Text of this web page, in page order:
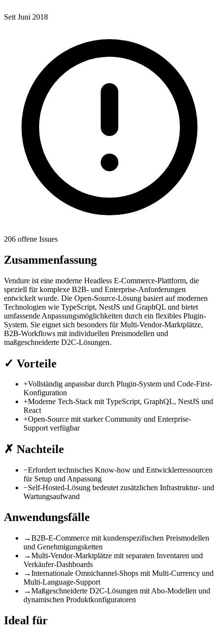
Seit Juni 2018
206 offene Issues
Zusammenfassung
Vendure ist eine moderne Headless E-Commerce-Plattform, die
speziell für komplexe B2B- und Enterprise-Anforderungen
entwickelt wurde. Die Open-Source-Lösung basiert auf modernen
Technologien wie TypeScript, NestJS und GraphQL und bietet
umfassende Anpassungsmöglichkeiten durch ein flexibles Plugin-
System. Sie eignet sich besonders für Multi-Vendor-Marktplätze,
B2B-Workflows mit individuellen Preismodellen und
maßgeschneiderte D2C-Lösungen.
✓ Vorteile
+Vollständig anpassbar durch Plugin-System und Code-First-
Konfiguration
+Moderne Tech-Stack mit TypeScript, GraphQL, NestJS und
React
+Open-Source mit starker Community und Enterprise-
Support verfügbar
✗ Nachteile
−Erfordert technisches Know-how und Entwicklerressourcen
für Setup und Anpassung
−Self-Hosted-Lösung bedeutet zusätzlichen Infrastruktur- und
Wartungsaufwand
Anwendungsfälle
→B2B-E-Commerce mit kundenspezifischen Preismodellen
und Genehmigungsketten
→Multi-Vendor-Marktplätze mit separaten Inventaren und
Verkäufer-Dashboards
→Internationale Omnichannel-Shops mit Multi-Currency und
Multi-Language-Support
→Maßgeschneiderte D2C-Lösungen mit Abo-Modellen und
dynamischen Produktkonfiguratoren
Ideal für